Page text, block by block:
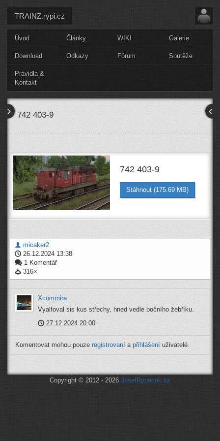
TRAINZ.rypi.cz
Úvod Články WIKI Galerie
Download Odkazy Fórum Soutěže
Pravidla &
Kontakt
742 403-9
742 403-9
Stáhnout (175.69 MB)
micaker2
26.12.2024 13:38
1 Komentář
316×
Xcommira
Vyalfoval sis kus střechy, hned vedle bočního žebříku.
27.12.2024 20:00
Komentovat mohou pouze registrovaní a přihlášení uživatelé.
Copyright © 2012 - 2026 JosefRypacek.cz